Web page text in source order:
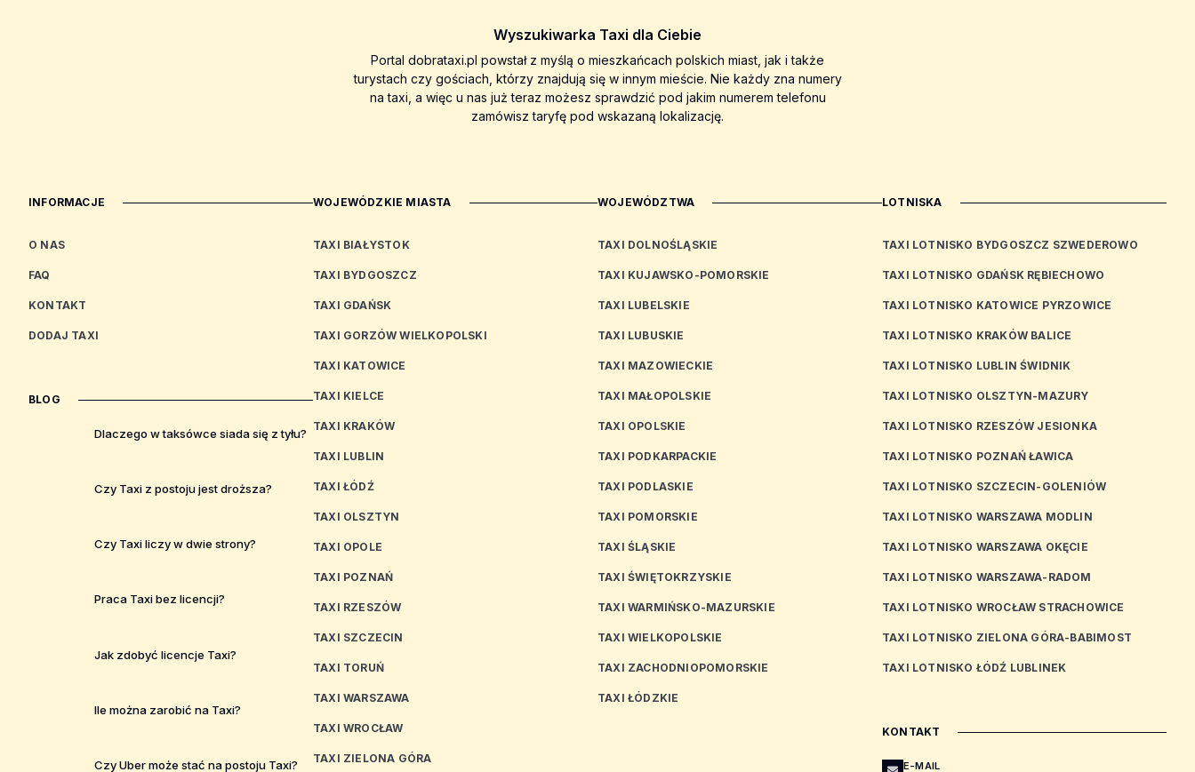
Wyszukiwarka Taxi dla Ciebie
Portal dobrataxi.pl powstał z myślą o mieszkańcach polskich miast, jak i także
turystach czy gościach, którzy znajdują się w innym mieście. Nie każdy zna numery
na taxi, a więc u nas już teraz możesz sprawdzić pod jakim numerem telefonu
zamówisz taryfę pod wskazaną lokalizację.
INFORMACJE
O NAS
FAQ
KONTAKT
DODAJ TAXI
BLOG
Dlaczego w taksówce siada się z tyłu?
Czy Taxi z postoju jest droższa?
Czy Taxi liczy w dwie strony?
Praca Taxi bez licencji?
Jak zdobyć licencje Taxi?
Ile można zarobić na Taxi?
Czy Uber może stać na postoju Taxi?
WOJEWÓDZKIE MIASTA
TAXI BIAŁYSTOK
TAXI BYDGOSZCZ
TAXI GDAŃSK
TAXI GORZÓW WIELKOPOLSKI
TAXI KATOWICE
TAXI KIELCE
TAXI KRAKÓW
TAXI LUBLIN
TAXI ŁÓDŹ
TAXI OLSZTYN
TAXI OPOLE
TAXI POZNAŃ
TAXI RZESZÓW
TAXI SZCZECIN
TAXI TORUŃ
TAXI WARSZAWA
TAXI WROCŁAW
TAXI ZIELONA GÓRA
WOJEWÓDZTWA
TAXI DOLNOŚLĄSKIE
TAXI KUJAWSKO-POMORSKIE
TAXI LUBELSKIE
TAXI LUBUSKIE
TAXI MAZOWIECKIE
TAXI MAŁOPOLSKIE
TAXI OPOLSKIE
TAXI PODKARPACKIE
TAXI PODLASKIE
TAXI POMORSKIE
TAXI ŚLĄSKIE
TAXI ŚWIĘTOKRZYSKIE
TAXI WARMIŃSKO-MAZURSKIE
TAXI WIELKOPOLSKIE
TAXI ZACHODNIOPOMORSKIE
TAXI ŁÓDZKIE
LOTNISKA
TAXI LOTNISKO BYDGOSZCZ SZWEDEROWO
TAXI LOTNISKO GDAŃSK RĘBIECHOWO
TAXI LOTNISKO KATOWICE PYRZOWICE
TAXI LOTNISKO KRAKÓW BALICE
TAXI LOTNISKO LUBLIN ŚWIDNIK
TAXI LOTNISKO OLSZTYN-MAZURY
TAXI LOTNISKO RZESZÓW JESIONKA
TAXI LOTNISKO POZNAŃ ŁAWICA
TAXI LOTNISKO SZCZECIN-GOLENIÓW
TAXI LOTNISKO WARSZAWA MODLIN
TAXI LOTNISKO WARSZAWA OKĘCIE
TAXI LOTNISKO WARSZAWA-RADOM
TAXI LOTNISKO WROCŁAW STRACHOWICE
TAXI LOTNISKO ZIELONA GÓRA-BABIMOST
TAXI LOTNISKO ŁÓDŹ LUBLINEK
KONTAKT
E-MAIL